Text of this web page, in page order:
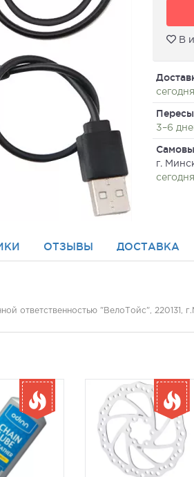
В
3–6
г.
ОТЗЫВЫ ДОСТАВКА
ответственностью "ВелоТойс",